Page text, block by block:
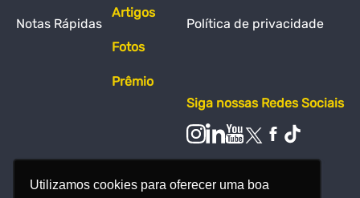
Utilizamos cookies para oferecer uma boa
Notas Rápidas
Artigos
Fotos
Prêmio
Política de privacidade
Siga nossas Redes Sociais